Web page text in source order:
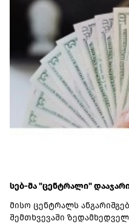
რეაბილიტირებულია
მაგისტრალზე მოძრავი
შეზღუდვები
სადგურებიც.
დაწყებულია 10 ახალი
პროცედურები.
სებ-მა "ცენტრალი"
მისო ცენტრალს
შემთხვევაში